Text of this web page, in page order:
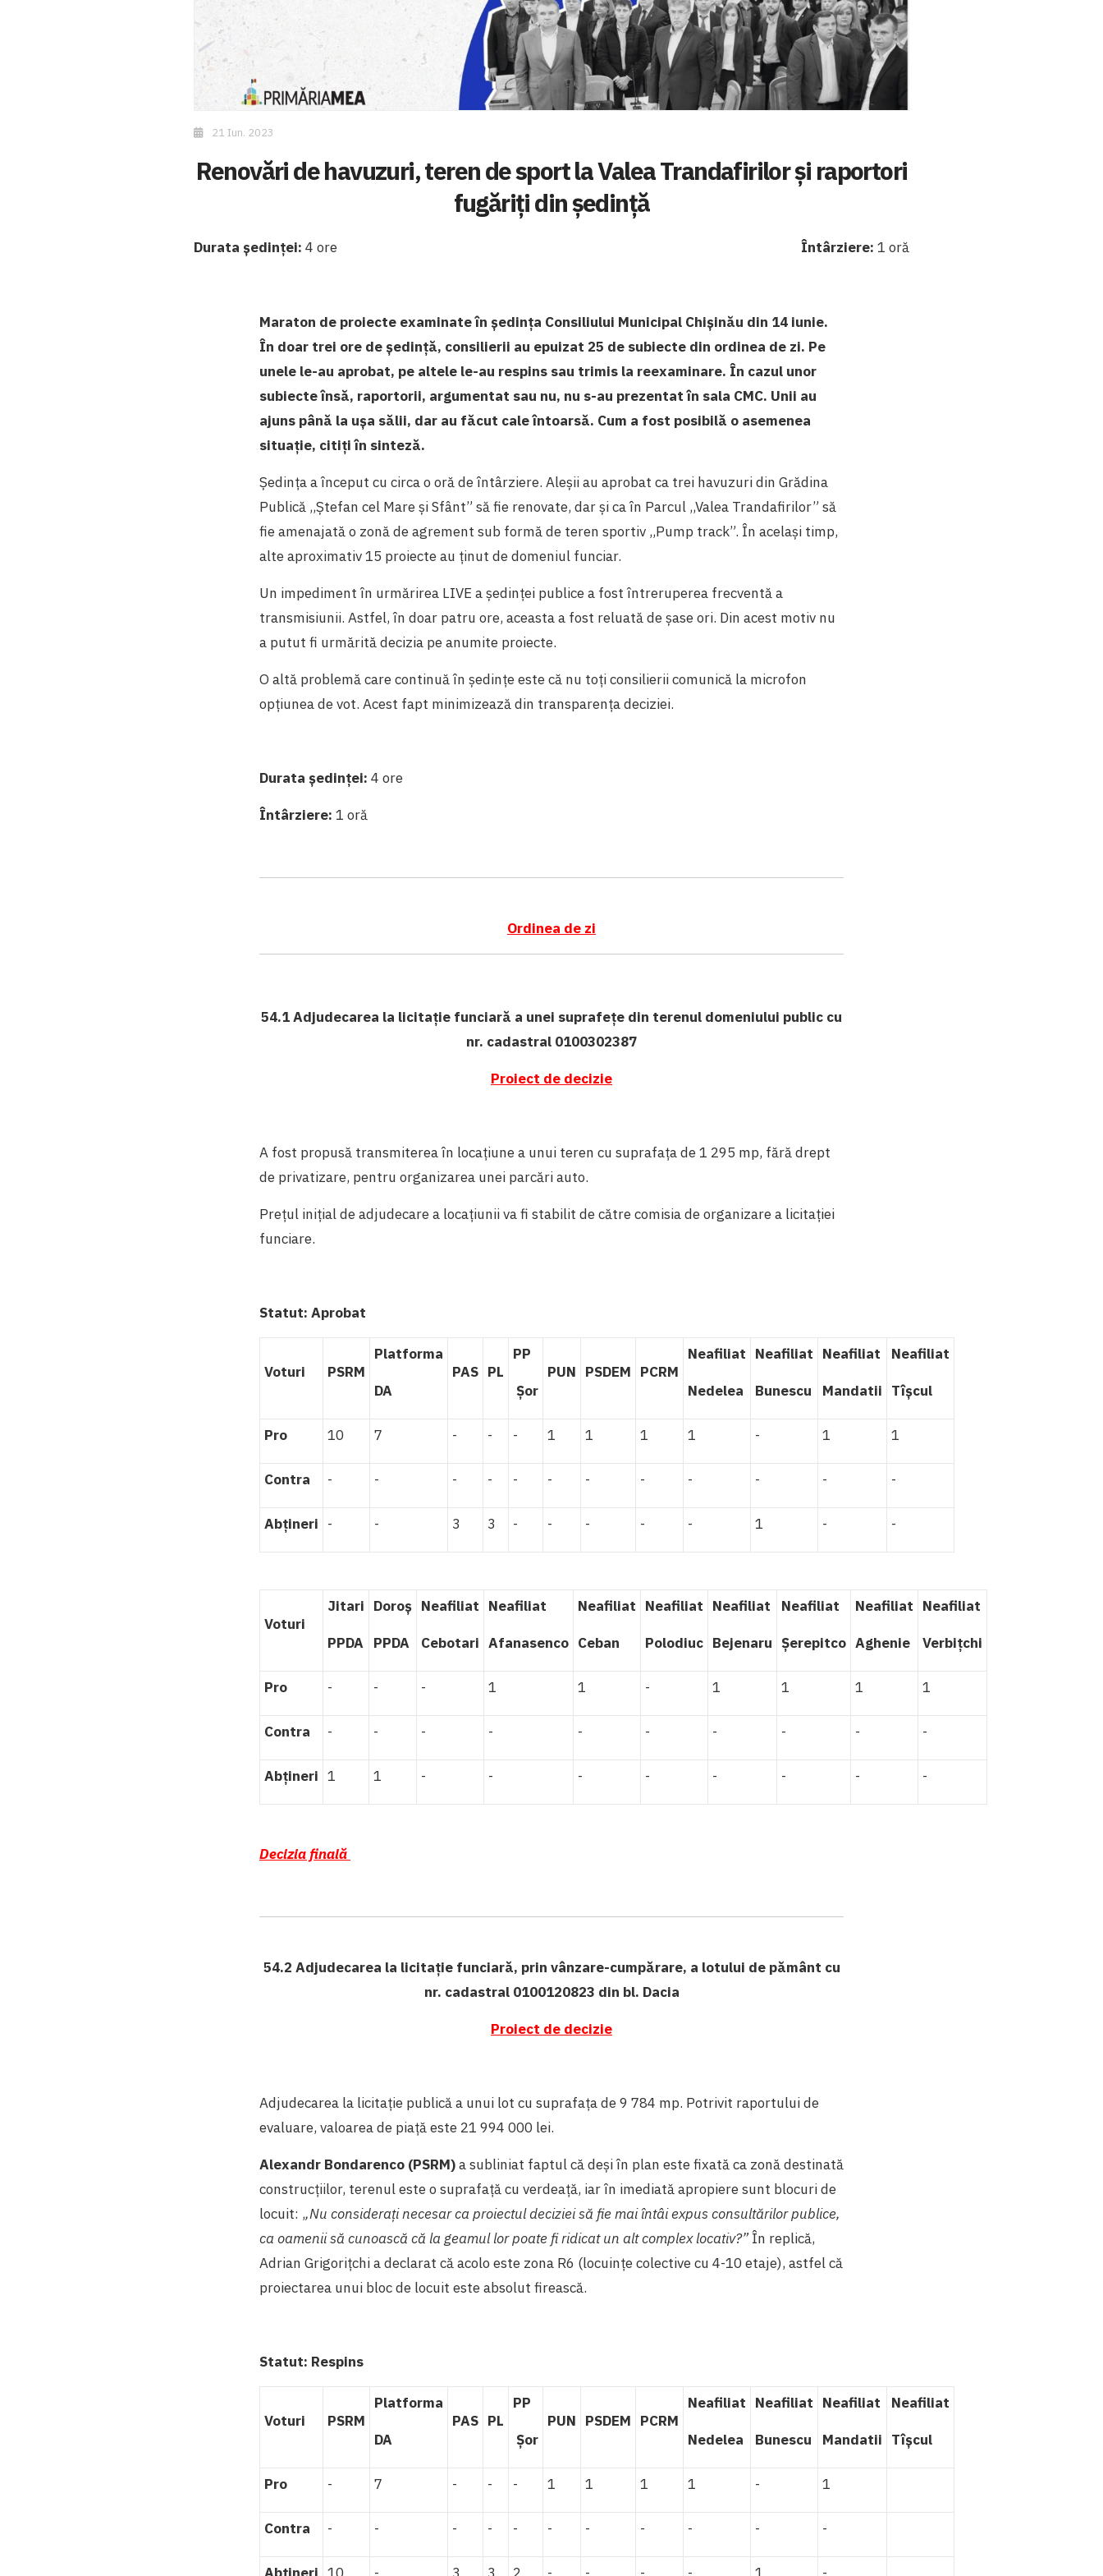
21 Iun. 2023
Renovări de havuzuri, teren de sport la Valea Trandafirilor și raportori
fugăriți din ședință
Durata ședinței: 4 ore Întârziere: 1 oră
Maraton de proiecte examinate în ședința Consiliului Municipal Chișinău din 14 iunie.
În doar trei ore de ședință, consilierii au epuizat 25 de subiecte din ordinea de zi. Pe
unele le-au aprobat, pe altele le-au respins sau trimis la reexaminare. În cazul unor
subiecte însă, raportorii, argumentat sau nu, nu s-au prezentat în sala CMC. Unii au
ajuns până la ușa sălii, dar au făcut cale întoarsă. Cum a fost posibilă o asemenea
situație, citiți în sinteză.
Ședința a început cu circa o oră de întârziere. Aleșii au aprobat ca trei havuzuri din Grădina
Publică ,,Ștefan cel Mare și Sfânt” să fie renovate, dar și ca în Parcul ,,Valea Trandafirilor” să
fie amenajată o zonă de agrement sub formă de teren sportiv ,,Pump track”. În același timp,
alte aproximativ 15 proiecte au ținut de domeniul funciar.
Un impediment în urmărirea LIVE a ședinței publice a fost întreruperea frecventă a
transmisiunii. Astfel, în doar patru ore, aceasta a fost reluată de șase ori. Din acest motiv nu
a putut fi urmărită decizia pe anumite proiecte.
O altă problemă care continuă în ședințe este că nu toți consilierii comunică la microfon
opțiunea de vot. Acest fapt minimizează din transparența deciziei.
Durata ședinței: 4 ore
Întârziere: 1 oră
Ordinea de zi
54.1 Adjudecarea la licitație funciară a unei suprafețe din terenul domeniului public cu
nr. cadastral 0100302387
Proiect de decizie
A fost propusă transmiterea în locațiune a unui teren cu suprafața de 1 295 mp, fără drept
de privatizare, pentru organizarea unei parcări auto.
Prețul inițial de adjudecare a locațiunii va fi stabilit de către comisia de organizare a licitației
funciare.
Statut: Aprobat
Voturi PSRM
Platforma
DA
PAS PL
PP
Șor
PUN PSDEM PCRM
Neafiliat
Nedelea
Neafiliat
Bunescu
Neafiliat
Mandatii
Neafiliat
Tîșcul
Pro 10 7 - - - 1 1 1 1 - 1 1
Contra - - - - - - - - - - - -
Abțineri - - 3 3 - - - - - 1 - -
Voturi
Jitari
PPDA
Doroș
PPDA
Neafiliat
Cebotari
Neafiliat
Afanasenco
Neafiliat
Ceban
Neafiliat
Polodiuc
Neafiliat
Bejenaru
Neafiliat
Șerepitco
Neafiliat
Aghenie
Neafiliat
Verbițchi
Pro - - - 1 1 - 1 1 1 1
Contra - - - - - - - - - -
Abțineri 1 1 - - - - - - - -
Decizia finală
54.2 Adjudecarea la licitație funciară, prin vânzare-cumpărare, a lotului de pământ cu
nr. cadastral 0100120823 din bl. Dacia
Proiect de decizie
Adjudecarea la licitație publică a unui lot cu suprafața de 9 784 mp. Potrivit raportului de
evaluare, valoarea de piață este 21 994 000 lei.
Alexandr Bondarenco (PSRM)a subliniat faptul că deși în plan este fixată ca zonă destinată
construcțiilor, terenul este o suprafață cu verdeață, iar în imediată apropiere sunt blocuri de
locuit: ,,Nu considerați necesar ca proiectul deciziei să fie mai întâi expus consultărilor publice,
ca oamenii să cunoască că la geamul lor poate fi ridicat un alt complex locativ?”În replică,
Adrian Grigorițchi a declarat că acolo este zona R6 (locuințe colective cu 4-10 etaje), astfel că
proiectarea unui bloc de locuit este absolut firească.
Statut: Respins
Voturi PSRM
Platforma
DA
PAS PL
PP
Șor
PUN PSDEM PCRM
Neafiliat
Nedelea
Neafiliat
Bunescu
Neafiliat
Mandatii
Neafiliat
Tîșcul
Pro - 7 - - - 1 1 1 1 - 1
Contra - - - - - - - - - - -
Abțineri 10 - 3 3 2 - - - - 1 -